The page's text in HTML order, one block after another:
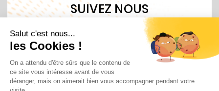
SUIVEZ NOUS
Recevez nos informations régulières en vous
abonnant